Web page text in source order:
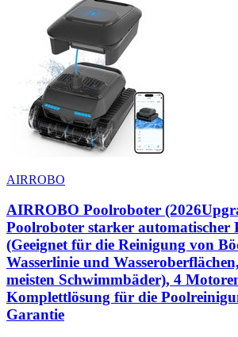
AIRROBO
AIRROBO Poolroboter
Poolroboter starker automatischer
(Geeignet für die Reinigung von
Wasserlinie und
meisten Schwimmbäder), 4
Komplettlösung für die
Garantie